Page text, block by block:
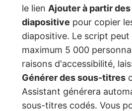
le lien Ajouter à partir
diapositive pour copier
diapositive. Le script
maximum 5 000
raisons d'accessibilité,
Générer des sous-titres
Assistant générera
sous-titres codés. Vous